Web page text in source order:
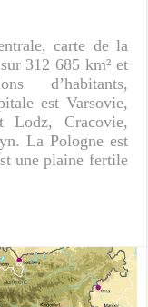
carte de la
312 685 km² et
d’habitants,
est Varsovie,
Lodz, Cracovie,
La Pologne est
une plaine fertile